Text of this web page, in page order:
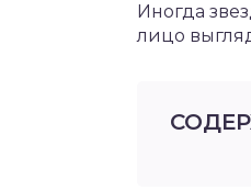
Иногда
лицо